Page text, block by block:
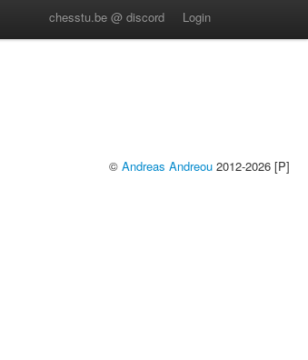
chesstu.be @ discord Login
© Andreas Andreou 2012-2026 [P]